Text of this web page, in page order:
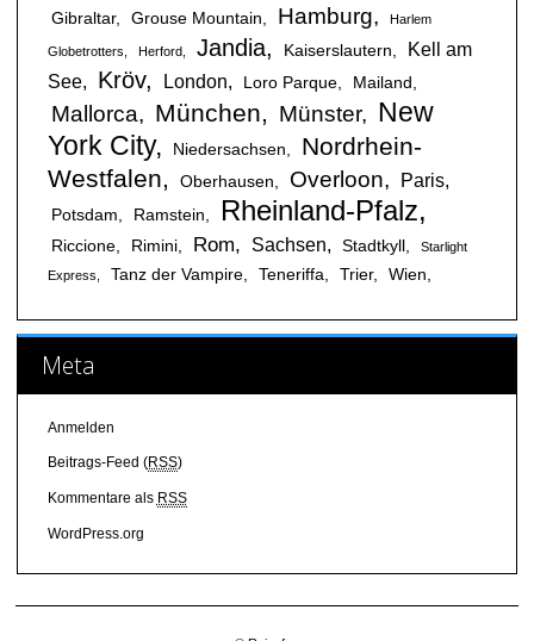
Gibraltar Grouse Mountain Hamburg Harlem
Globetrotters Herford Jandia Kaiserslautern
Kell am
See
Kröv London Loro Parque Mailand
Mallorca München Münster
New
York City
Niedersachsen
Nordrhein-
Westfalen
Oberhausen Overloon Paris
Potsdam Ramstein Rheinland-Pfalz
Riccione Rimini Rom Sachsen Stadtkyll
Starlight
Express
Tanz der Vampire Teneriffa Trier Wien
Meta
Anmelden
Beitrags-Feed (RSS)
Kommentare als RSS
WordPress.org